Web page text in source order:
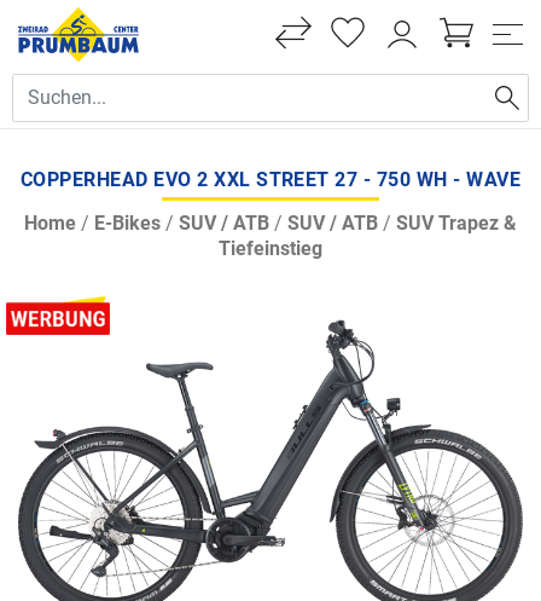
COPPERHEAD EVO 2 XXL STREET 27 - 750 WH - WAVE
Home / E-Bikes / SUV / ATB / SUV / ATB / SUV Trapez &
Tiefeinstieg